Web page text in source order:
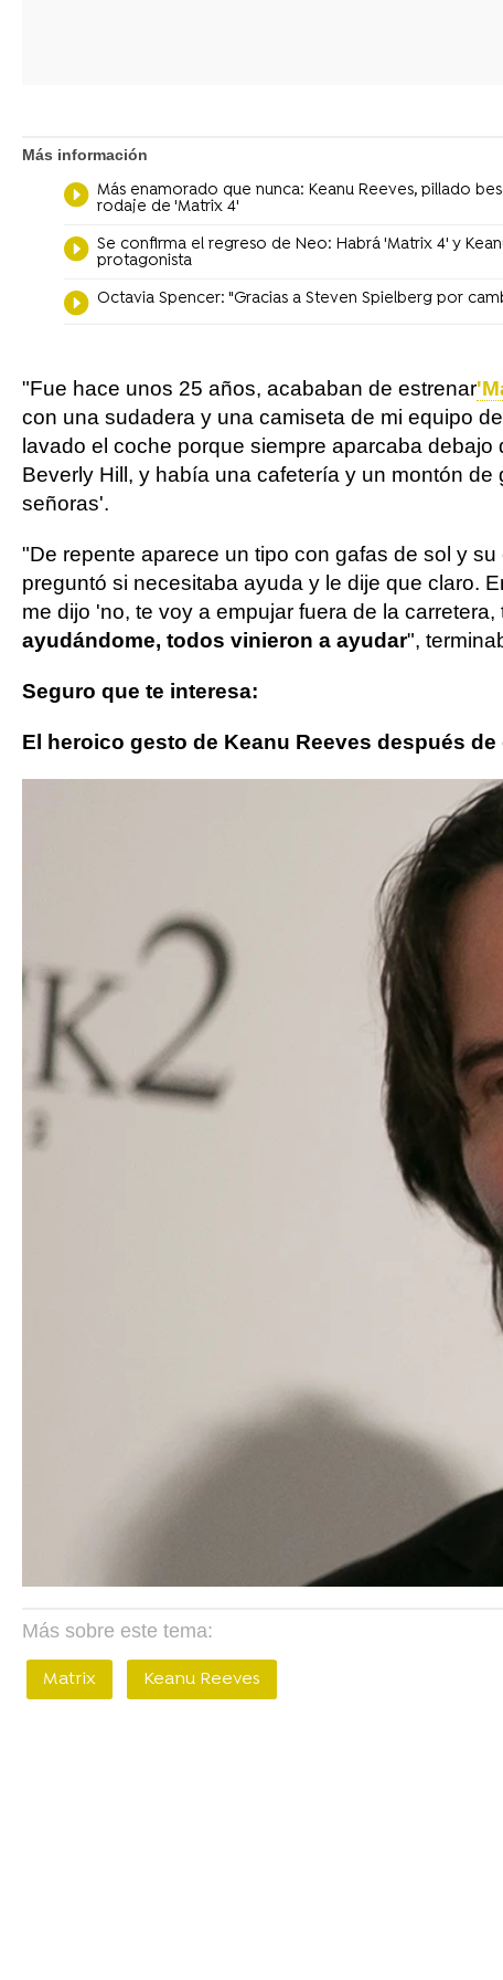
Más información
Más enamorado que nunca: Keanu Reeves, pillado
rodaje de 'Matrix 4'
Se confirma el regreso de Neo: Habrá 'Matrix 4' y
protagonista
Octavia Spencer: "Gracias a Steven Spielberg por
"Fue hace unos 25 años, acababan de estrenar
con una sudadera y una camiseta de mi equipo
lavado el coche porque siempre aparcaba
Beverly Hill, y había una cafetería y un montón
señoras'.
"De repente aparece un tipo con gafas de sol y
preguntó si necesitaba ayuda y le dije que claro.
me dijo 'no, te voy a empujar fuera de la
ayudándome, todos vinieron a ayudar",
Seguro que te interesa:
El heroico gesto de Keanu Reeves después
Más sobre este tema:
Matrix Keanu Reeves